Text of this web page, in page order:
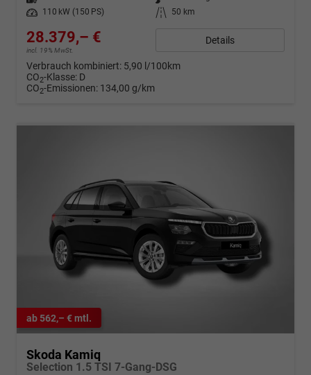
Leistung
110 kW (150 PS) Kilometerstand 50 km
28.379,– €
incl. 19% MwSt.
Details
Verbrauch kombiniert: 5,90 l/100km
CO2-Klasse: D
CO2-Emissionen: 134,00 g/km
ab 562,– € mtl.
Skoda Kamiq
Selection 1.5 TSI 7-Gang-DSG